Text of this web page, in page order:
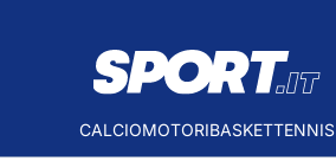
CALCIOMOTORIBASKETTENNIS